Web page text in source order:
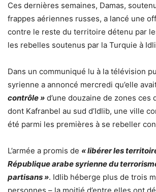
Ces dernières semaines, Damas,
frappes aériennes russes, a lancé une
contre le reste du territoire détenu par
les rebelles soutenus par la Turquie à
Dans un communiqué lu à la télévision
syrienne a annoncé mercredi qu’elle
contrôle » d’une douzaine de zones ces
dont Kafranbel au sud d’Idlib, une ville
été parmi les premières à se rebeller
L’armée a promis de « libérer les
République arabe syrienne du
partisans ». Idlib héberge plus de trois